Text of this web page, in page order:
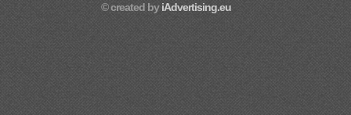
© created byiAdvertising.eu